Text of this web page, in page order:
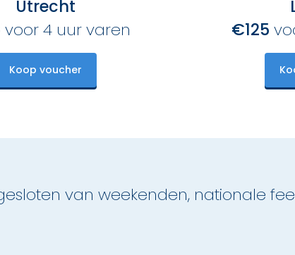
Utrecht
voor 4 uur varen
Koop voucher
€125
van weekenden, nationale